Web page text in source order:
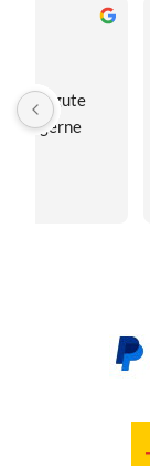
vor 2
Toller
Hammer
Samstag